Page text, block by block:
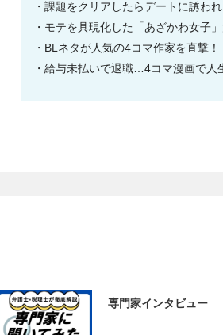
課題をクリアしたらデートに誘わ
モテを具現化した「あざかわ女子
BLネタが人気の4コマ作家を直撃
給与未払いで退職…4コマ漫画で人
専門家インタビュー